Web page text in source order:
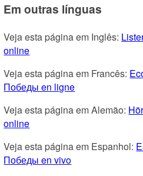
Em outras línguas
Veja esta página em Inglês:
online
Veja esta página em Francês:
Победы en ligne
Veja esta página em Alemão:
online
Veja esta página em Espanhol:
Победы en vivo